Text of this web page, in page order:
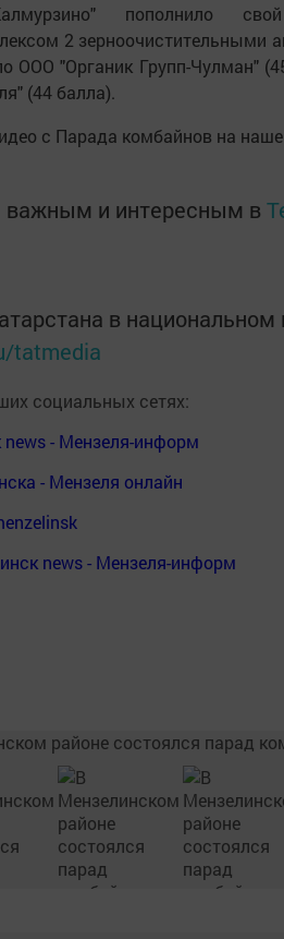
пополнило
2 зерноочистительными
ООО "Органик Групп-Чулман"
(44 балла).
с Парада комбайнов на
и интересным в
в
tatmedia
социальных сетях:
news - Мензеля-информ
- Мензеля онлайн
news - Мензеля-информ